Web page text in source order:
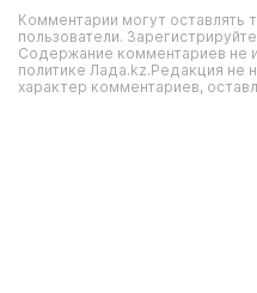
Комментарии могут оставлять
пользователи.
Содержание комментариев не
политике Лада.kz.Редакция не
характер комментариев,